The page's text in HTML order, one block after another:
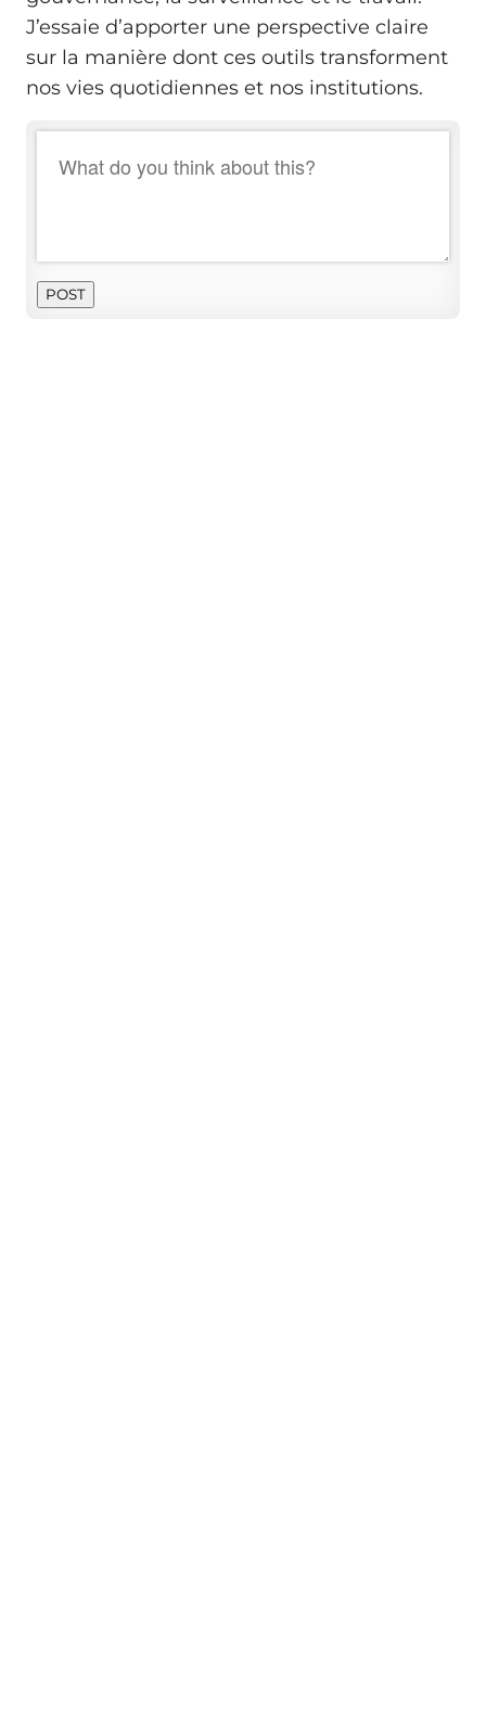
J’essaie d’apporter une perspective claire
sur la manière dont ces outils transforment
nos vies quotidiennes et nos institutions.
POST